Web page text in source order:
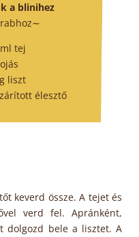
a blinihez
tej
liszt
élesztő
keverd össze. A tejet és
verd fel. Apránként,
dolgozd bele a lisztet. A